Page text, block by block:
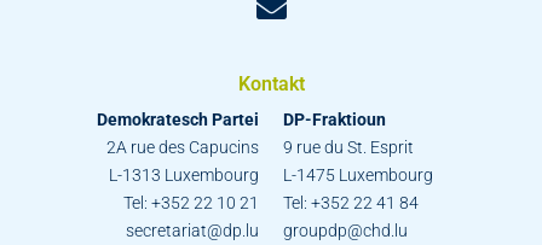
Kontakt
Demokratesch Partei
2A rue des Capucins
L-1313 Luxembourg
Tel: +352 22 10 21
secretariat@dp.lu
DP-Fraktioun
9 rue du St. Esprit
L-1475 Luxembourg
Tel: +352 22 41 84
groupdp@chd.lu